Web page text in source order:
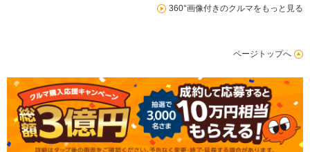
360°画像付きのクルマをもっと見る
ページトップへ